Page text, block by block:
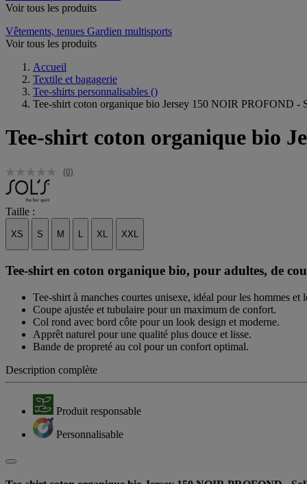
Voir tous les produits
Vêtements, tenues Gardien multisports
Voir tous les produits
Accueil
Textile et bagagerie
Tee-shirts personnalisables ()
Tee-shirt coton organique bio Jersey 150 NOIR PROFOND -
Tee-shirt coton organique bio
(0)
Taille :
XS S M L XL XXL
Tee-shirt en coton organique bio, pour adultes, de
Tee-shirt à manches courtes unisexe, idéal pour les hommes et
Coupe ajustée et tubulaire pour un maximum de confort.
Col rond avec bord côte pour un look design et moderne.
Apprêt naturel pour une qualité plus douce et lisse.
Bande de propreté au col pour un confort optimal.
Description complète
Produit responsable
Personnalisable